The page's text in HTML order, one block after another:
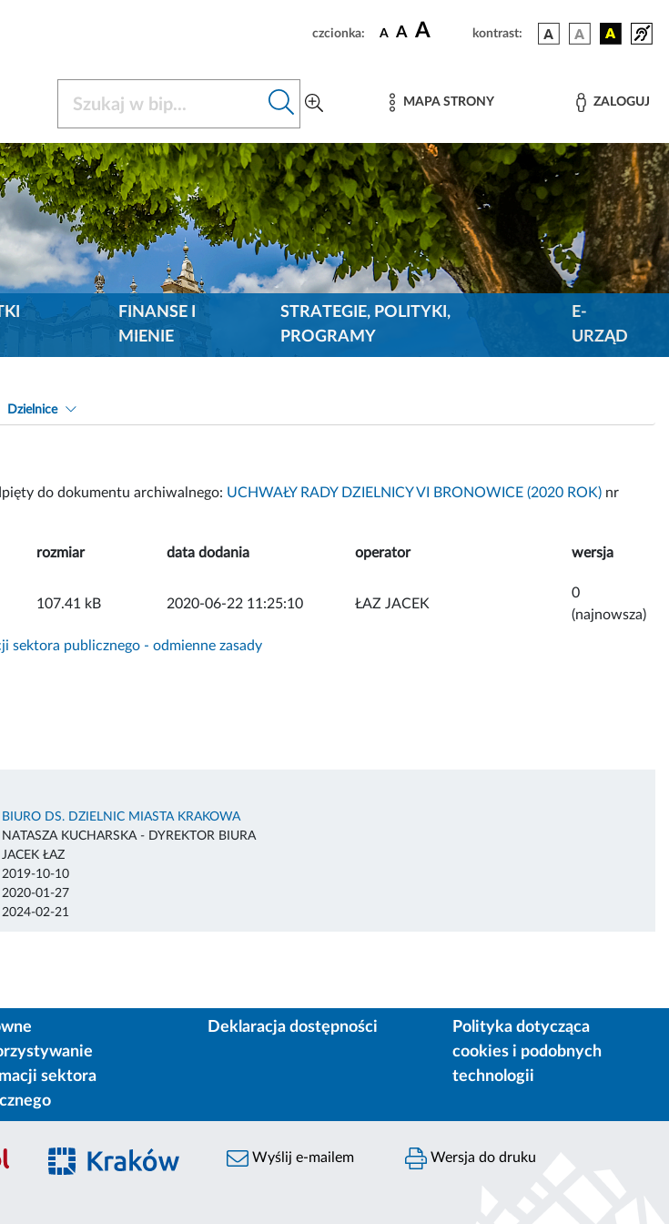
czcionka: A A A kontrast:
MAPA STRONY ZALOGUJ
FINANSE I
MIENIE
STRATEGIE, POLITYKI,
PROGRAMY
E-
URZĄD
Dzielnice
do dokumentu archiwalnego: UCHWAŁY RADY DZIELNICY VI BRONOWICE (2020 ROK) nr
rozmiar data dodania operator wersja
107.41 kB 2020-06-22 11:25:10 ŁAZ JACEK
0
(najnowsza)
sektora publicznego - odmienne zasady
BIURO DS. DZIELNIC MIASTA KRAKOWA
NATASZA KUCHARSKA - DYREKTOR BIURA
JACEK ŁAZ
2019-10-10
2020-01-27
2024-02-21
sektora
Deklaracja dostępności
Polityka dotycząca
cookies i podobnych
technologii
Wyślij e-mailem Wersja do druku